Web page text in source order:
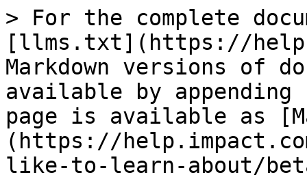
> For the complete
[llms.txt](https://
Markdown versions of
available by
page is available as
(https://
like-to-learn-about/